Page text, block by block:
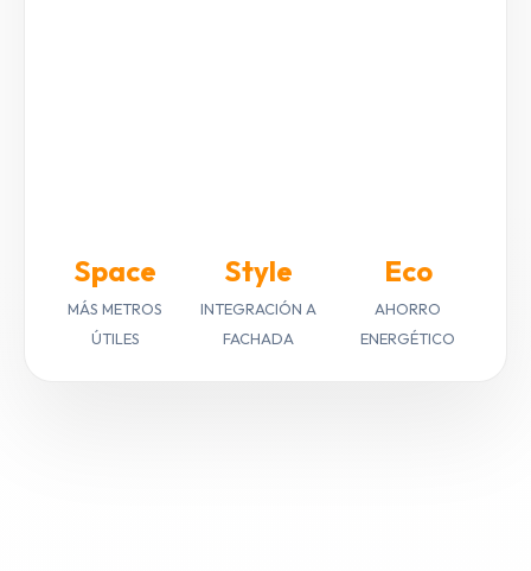
Space
MÁS METROS
ÚTILES
Style
INTEGRACIÓN A
FACHADA
Eco
AHORRO
ENERGÉTICO